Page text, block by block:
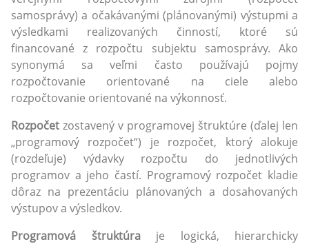
samosprávy) a očakávanými (plánovanými) výstupmi a
výsledkami realizovaných činností, ktoré sú
financované z rozpočtu subjektu samosprávy. Ako
synonymá sa veľmi často používajú pojmy
rozpočtovanie orientované na ciele alebo
rozpočtovanie orientované na výkonnosť.
Rozpočet zostavený v programovej štruktúre (ďalej len
„programový rozpočet“) je rozpočet, ktorý alokuje
(rozdeľuje) výdavky rozpočtu do jednotlivých
programov a jeho častí. Programový rozpočet kladie
dôraz na prezentáciu plánovaných a dosahovaných
výstupov a výsledkov.
Programová štruktúra je logická, hierarchicky